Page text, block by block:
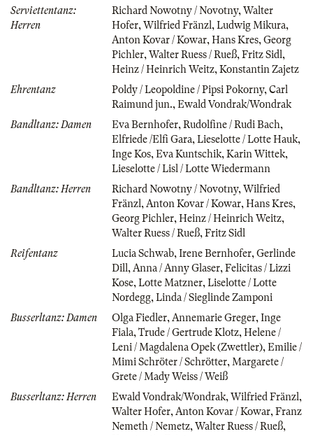
Serviettentanz:
Herren
Richard Nowotny / Novotny, Walter
Hofer, Wilfried Fränzl , Ludwig Mikura,
Anton Kovar / Kowar, Hans Kres, Georg
Pichler, Walter Ruess / Rueß, Fritz Sidl ,
Heinz / Heinrich Weitz, Konstantin Zajetz
Ehrentanz
Poldy / Leopoldine / Pipsi Pokorny, Carl
Raimund jun., Ewald Vondrak/Wondrak
Bandltanz: Damen
Eva Bernhofer, Rudolfine / Rudi Bach,
Elfriede /Elfi Gara, Lieselotte / Lotte Hauk,
Inge Kos, Eva Kuntschik, Karin Wittek,
Lieselotte / Lisl / Lotte Wiedermann
Bandltanz: Herren
Richard Nowotny / Novotny, Wilfried
Fränzl , Anton Kovar / Kowar, Hans Kres,
Georg Pichler, Heinz / Heinrich Weitz,
Walter Ruess / Rueß, Fritz Sidl
Reifentanz
Lucia Schwab, Irene Bernhofer, Gerlinde
Dill , Anna / Anny Glaser, Felicitas / Lizzi
Kose, Lotte Matzner, Liselotte / Lotte
Nordegg, Linda / Sieglinde Zamponi
Busserltanz: Damen
Olga Fiedler, Annemarie Greger, Inge
Fiala, Trude / Gertrude Klotz, Helene /
Leni / Magdalena Opek (Zwettler), Emilie /
Mimi Schröter / Schrötter, Margarete /
Grete / Mady Weiss / Weiß
Busserltanz: Herren
Ewald Vondrak/Wondrak, Wilfried Fränzl ,
Walter Hofer, Anton Kovar / Kowar, Franz
Nemeth / Nemetz, Walter Ruess / Rueß,